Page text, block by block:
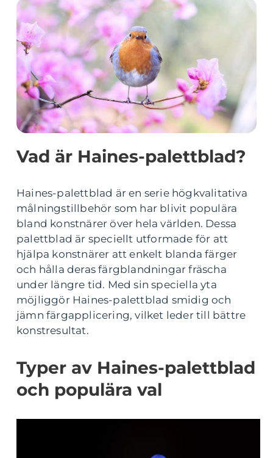
Vad är Haines-palettblad?
Haines-palettblad är en serie högkvalitativa
målningstillbehör som har blivit populära
bland konstnärer över hela världen. Dessa
palettblad är speciellt utformade för att
hjälpa konstnärer att enkelt blanda färger
och hålla deras färgblandningar fräscha
under längre tid. Med sin speciella yta
möjliggör Haines-palettblad smidig och
jämn färgapplicering, vilket leder till bättre
konstresultat.
Typer av Haines-palettblad
och populära val